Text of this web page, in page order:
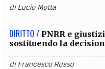
diLucio Motta
DIRITTO / PNRR e
sostituendo la
diFrancesco Russo